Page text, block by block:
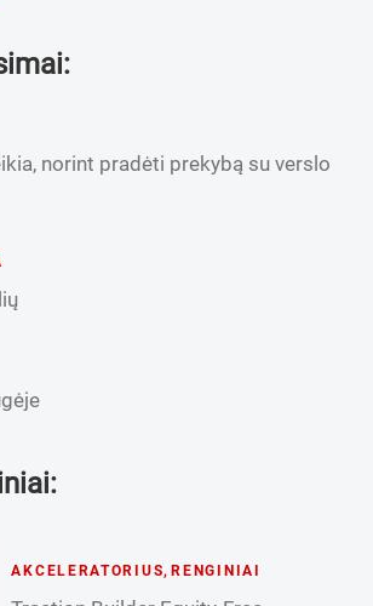
norint pradėti prekybą su verslo
AKCELERATORIUS, RENGINIAI